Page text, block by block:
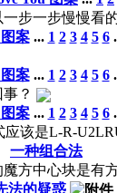
步一步慢慢看
案 ... 1 2 3 4 5 6
案 ... 1 2 3 4 5 6
？
案 ... 1 2 3 4 5 6
该是L-R-
一种组合法
方中心块是有
法的疑惑